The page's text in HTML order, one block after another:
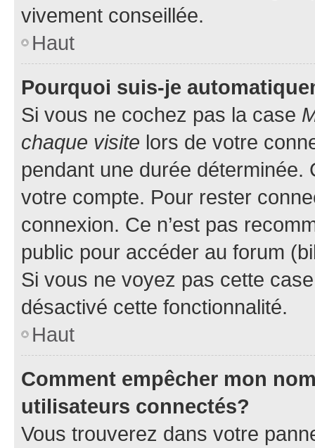
vivement conseillée.
Haut
Pourquoi suis-je
Si vous ne cochez pas la case
chaque visite lors de votre
pendant une durée déterminée.
votre compte. Pour rester
connexion. Ce n’est pas
public pour accéder au forum
Si vous ne voyez pas cette
désactivé cette fonctionnalité.
Haut
Comment empêcher mon
utilisateurs connectés?
Vous trouverez dans votre